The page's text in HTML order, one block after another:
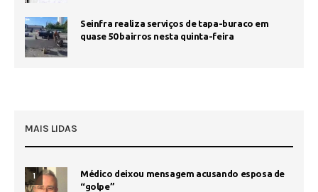
Seinfra realiza serviços de tapa-buraco em
quase 50 bairros nesta quinta-feira
MAIS LIDAS
1
Médico deixou mensagem acusando esposa de
“golpe”